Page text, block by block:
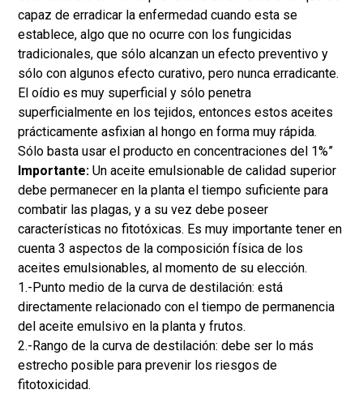
capaz de erradicar la enfermedad cuando esta se
establece, algo que no ocurre con los fungicidas
tradicionales, que sólo alcanzan un efecto preventivo y
sólo con algunos efecto curativo, pero nunca erradicante.
El oídio es muy superficial y sólo penetra
superficialmente en los tejidos, entonces estos aceites
prácticamente asfixian al hongo en forma muy rápida.
Sólo basta usar el producto en concentraciones del 1%”
Importante:Un aceite emulsionable de calidad superior
debe permanecer en la planta el tiempo suficiente para
combatir las plagas, y a su vez debe poseer
características no fitotóxicas. Es muy importante tener en
cuenta 3 aspectos de la composición física de los
aceites emulsionables, al momento de su elección.
1.-Punto medio de la curva de destilación: está
directamente relacionado con el tiempo de permanencia
del aceite emulsivo en la planta y frutos.
2.-Rango de la curva de destilación: debe ser lo más
estrecho posible para prevenir los riesgos de
fitotoxicidad.